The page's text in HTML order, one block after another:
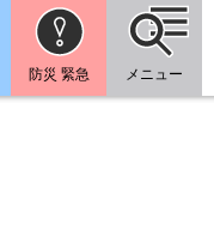
防災 緊急 メニュー